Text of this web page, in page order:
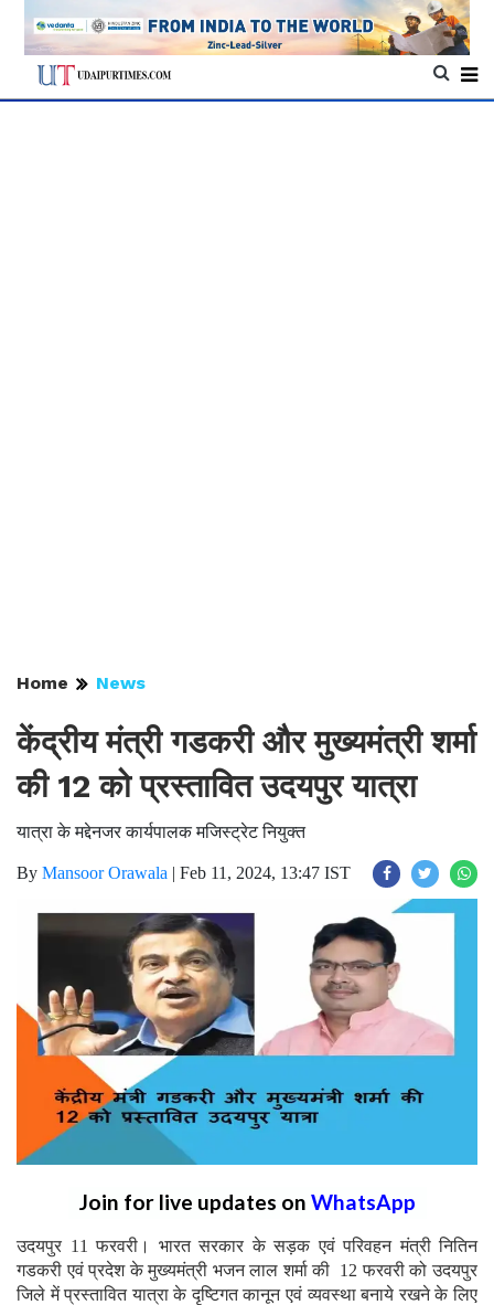
Home News
केंद्रीय मंत्री गडकरी और मुख्यमंत्री शर्मा
की 12 को प्रस्तावित उदयपुर यात्रा
यात्रा के मद्देनजर कार्यपालक मजिस्ट्रेट नियुक्त
By Mansoor Orawala | Feb 11, 2024, 13:47 IST
Join for live updates on WhatsApp
उदयपुर 11 फरवरी। भारत सरकार के सड़क एवं परिवहन मंत्री नितिन
गडकरी एवं प्रदेश के मुख्यमंत्री भजन लाल शर्मा की 12 फरवरी को उदयपुर
जिले में प्रस्तावित यात्रा के दृष्टिगत कानून एवं व्यवस्था बनाये रखने के लिए